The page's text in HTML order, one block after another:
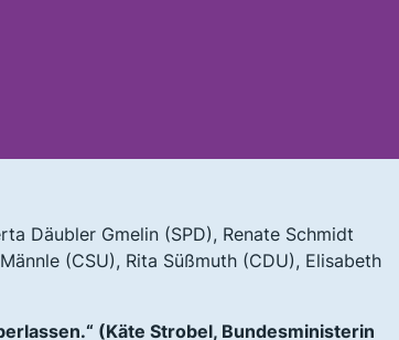
Däubler Gmelin (SPD), Renate Schmidt
(CSU), Rita Süßmuth (CDU), Elisabeth
(Käte Strobel, Bundesministerin